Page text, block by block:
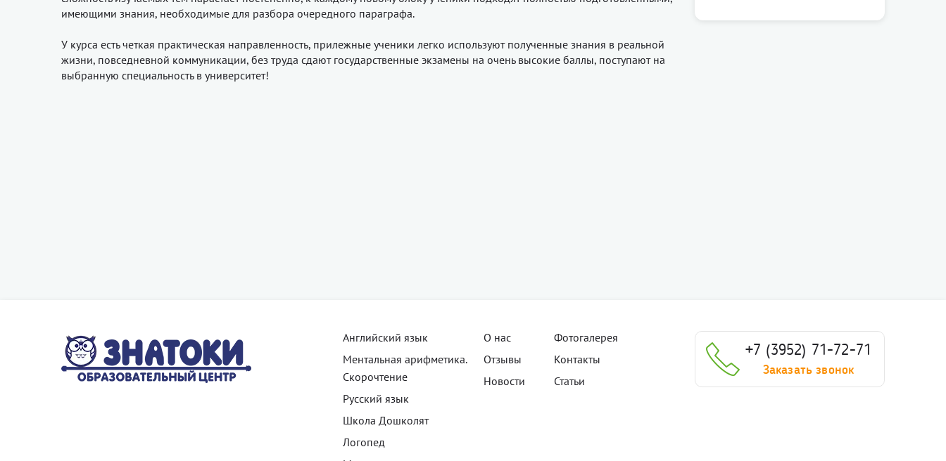
имеющими знания, необходимые для разбора очередного параграфа.
У курса есть четкая практическая направленность, прилежные ученики легко используют полученные знания в реальной
жизни, повседневной коммуникации, без труда сдают государственные экзамены на очень высокие баллы, поступают на
выбранную специальность в университет!
Английский язык
Ментальная арифметика.
Cкорочтение
Русский язык
Школа Дошколят
Логопед
О нас
Отзывы
Новости
Фотогалерея
Контакты
Статьи
+7 (3952) 71-72-71
Заказать звонок